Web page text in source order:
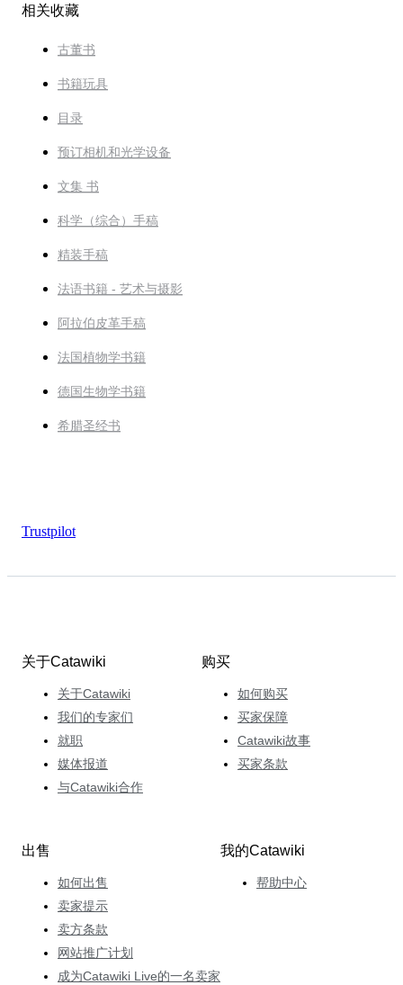
相关收藏
古董书
书籍玩具
目录
预订相机和光学设备
文集 书
科学（综合）手稿
精装手稿
法语书籍 - 艺术与摄影
阿拉伯皮革手稿
法国植物学书籍
德国生物学书籍
希腊圣经书
Trustpilot
关于Catawiki
关于Catawiki
我们的专家们
就职
媒体报道
与Catawiki合作
购买
如何购买
买家保障
Catawiki故事
买家条款
出售
如何出售
卖家提示
卖方条款
网站推广计划
成为Catawiki Live的一名卖家
我的Catawiki
帮助中心